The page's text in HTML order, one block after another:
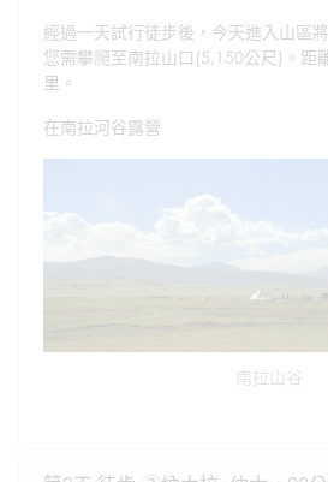
經過一天試行徒步後，今天進入山區
您需攀爬至南拉山口(5,150公尺)。距
里。
在南拉河谷露營
南拉山谷